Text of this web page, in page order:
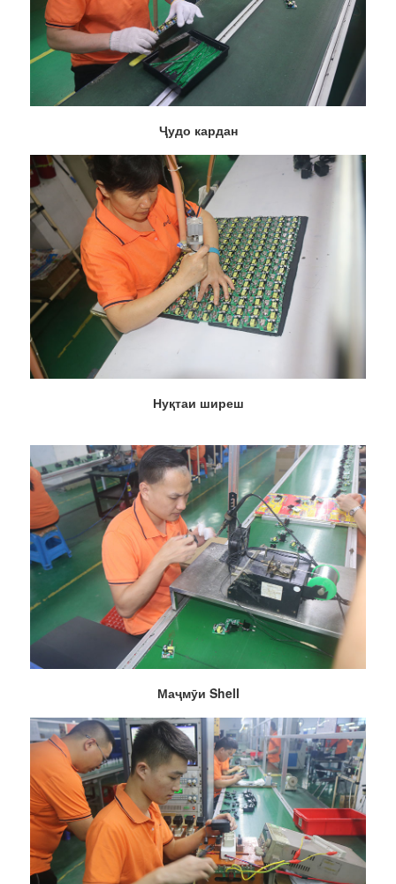
Ҷудо кардан
Нуқтаи ширеш
Маҷмӯи Shell